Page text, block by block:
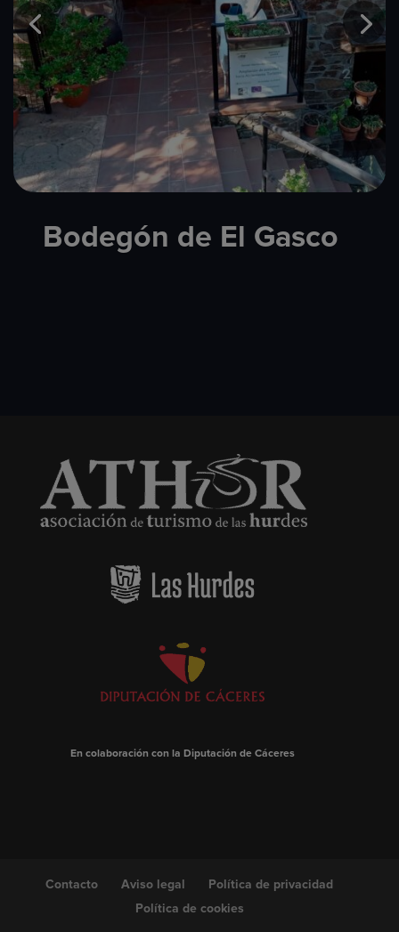
Bodegón de El Gasco
En colaboración con la Diputación de Cáceres
Contacto Aviso legal
Política de privacidad
Política de cookies